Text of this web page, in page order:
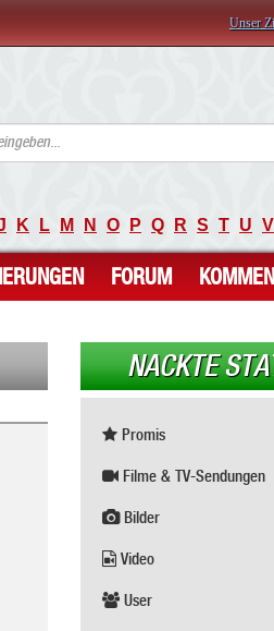
Unser
K L M N O P Q R S T U V
FORUM
NACKTE
Promis
Filme & TV-Sendungen
Bilder
Video
User